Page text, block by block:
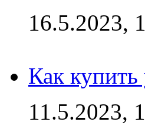
16.5.2023,
Как
11.5.2023,